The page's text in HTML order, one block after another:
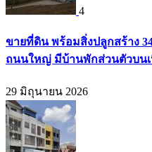
4
ขายที่ดิน พร้อมสิ่งปลูกสร้าง
ถนนใหญ่ มีบ้านพักส่วนตัวบนเ
29 มิถุนายน 2026